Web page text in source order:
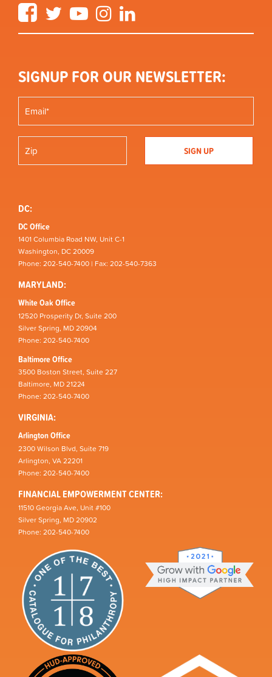
FacebookTwitter YouTube Instagram
SIGNUP FOR OUR NEWSLETTER:
DC:
DC Office
1401 Columbia Road NW, Unit C-1
Washington, DC 20009
Phone: 202-540-7400 | Fax: 202-540-7363
MARYLAND:
White Oak Office
12520 Prosperity Dr, Suite 200
Silver Spring, MD 20904
Phone: 202-540-7400
Baltimore Office
3500 Boston Street, Suite 227
Baltimore, MD 21224
Phone: 202-540-7400
VIRGINIA:
Arlington Office
2300 Wilson Blvd, Suite 719
Arlington, VA 22201
Phone: 202-540-7400
FINANCIAL EMPOWERMENT CENTER:
11510 Georgia Ave, Unit #100
Silver Spring, MD 20902
Phone: 202-540-7400